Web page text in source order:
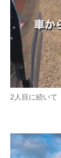
2人目に続いて